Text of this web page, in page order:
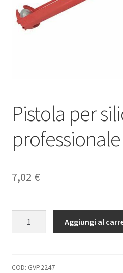
Pistola per
professionale
7,02 €
quantità
Aggiungi al
COD: GVP.2247